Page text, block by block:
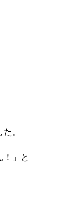
。
！」と